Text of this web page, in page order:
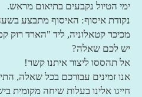
ימי הטיול נקבעים בתיאום מראש.
נקודת איסוף: האיסוף מתבצע בשעה
מכיכר קטאלוניה, ליד "הארד רוק
יש לכם שאלה?
אל תהססו ליצור איתנו קשר!
אנו זמינים עבורכם בכל שאלה,
חייגו אלינו בעלות שיחה מקומית